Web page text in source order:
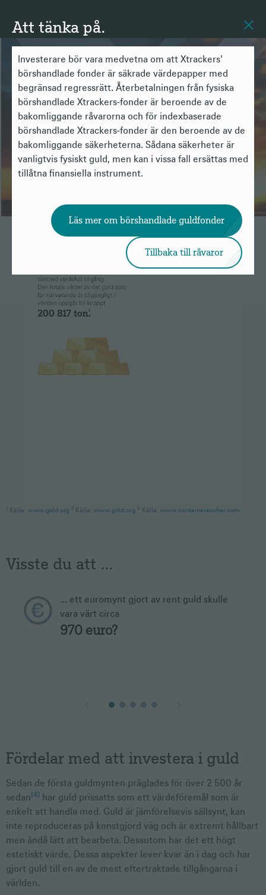
Guld: Investering med
knapphetsvärde
Källa: www.gold.org 2 Källa: www.gold.org 3 Källa: www.containersucher.com
Visste du att ...
... ett euromynt gjort av rent guld skulle
vara värt circa
970 euro?
Fördelar med att investera i guld
Sedan de första guldmynten präglades för över 2 500 år
sedan [4]
har guld prissatts som ett värdeföremål som är
enkelt att handla med. Guld är jämförelsevis sällsynt, kan
inte reproduceras på konstgjord väg och är extremt hållbart
men ändå lätt att bearbeta. Dessutom har det ett högt
estetiskt värde. Dessa aspekter lever kvar än i dag och har
gjort guld till en av de mest eftertraktade tillgångarna i
världen.
Att tänka på.
Investerare bör vara medvetna om att Xtrackers'
börshandlade fonder är säkrade värdepapper med
begränsad regressrätt. Återbetalningen från fysiska
börshandlade Xtrackers-fonder är beroende av de
bakomliggande råvarorna och för indexbaserade
börshandlade Xtrackers-fonder är den beroende av de
bakomliggande säkerheterna. Sådana säkerheter är
vanligtvis fysiskt guld, men kan i vissa fall ersättas med
tillåtna finansiella instrument.
Läs mer om börshandlade guldfonder
Tillbaka till råvaror